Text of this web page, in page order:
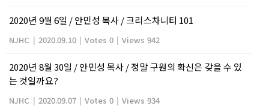
2020년 9월 6일 / 안민성 목사 / 크리스차니티 101
NJHC | 2020.09.10 | Votes 0 | Views 942
2020년 8월 30일 / 안민성 목사 / 정말 구원의 확신은 갖을 수 있
는 것일까요?
NJHC | 2020.09.07 | Votes 0 | Views 934